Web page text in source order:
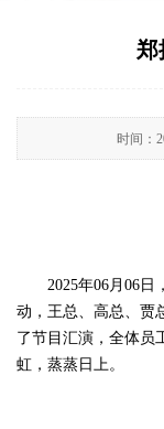
郑
时间：
2025年06月06日
动，王总、高总、贾
了节目汇演，全体员
虹，蒸蒸日上。